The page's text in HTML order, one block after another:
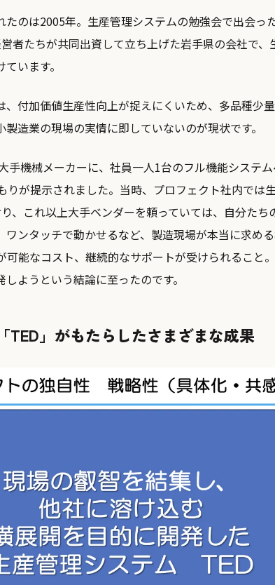
たのは2005年。生産管理システムの勉強会で出会っ
者たちが共同出資して立ち上げた岩手県の会社で、
います。
、付加価値生産性向上が捉えにくいため、多品種少
造業の現場の実情に即していないのが現状です。
手機械メーカーに、社員一人1台のフル機能システ
りが提示されました。当時、プロフェクト社内では
、これ以上大手ベンダーを頼っていては、自分たち
ワンタッチで動かせるなど、製造現場が本当に求め
可能なコスト、継続的なサポートが受けられること
ようという結論に至ったのです。
TED」がもたらしたさまざまな成果